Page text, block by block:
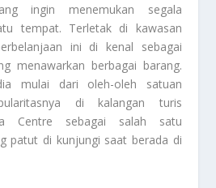
ingin menemukan segala
tempat. Terletak di kawasan
ini di kenal sebagai
menawarkan berbagai barang.
mulai dari oleh-oleh satuan
di kalangan turis
Centre sebagai salah satu
patut di kunjungi saat berada di